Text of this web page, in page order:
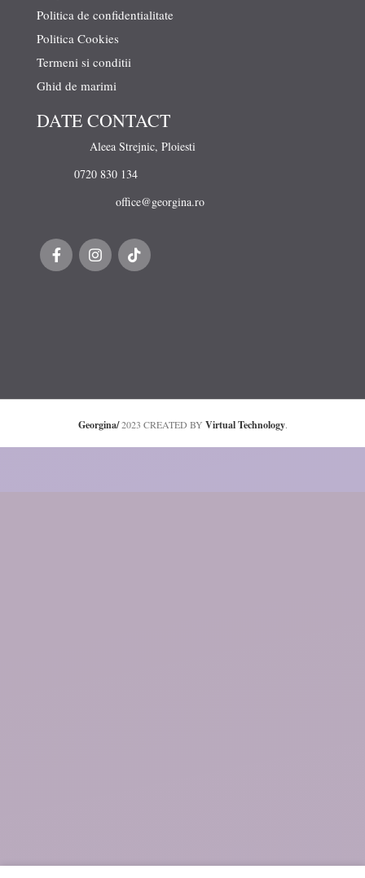
Politica de confidentialitate
Politica Cookies
Termeni si conditii
Ghid de marimi
DATE CONTACT
Aleea Strejnic, Ploiesti
0720 830 134
office@georgina.ro
Georgina/ 2023 CREATED BY Virtual Technology.